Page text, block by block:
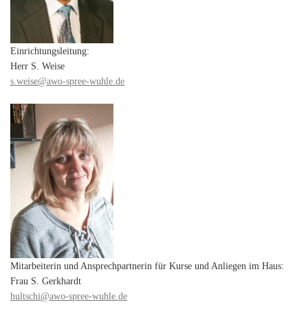
Einrichtungsleitung:
Herr S. Weise
s.weise@awo-spree-wuhle.de
Mitarbeiterin und Ansprechpartnerin für Kurse und Anliegen im Haus:
Frau S. Gerkhardt
hultschi@awo-spree-wuhle.de